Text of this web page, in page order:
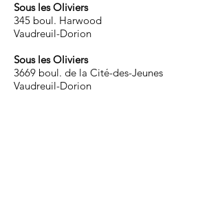
Sous les Oliviers
345 boul. Harwood
Vaudreuil-Dorion
Sous les Oliviers
3669 boul. de la Cité-des-Jeunes
Vaudreuil-Dorion